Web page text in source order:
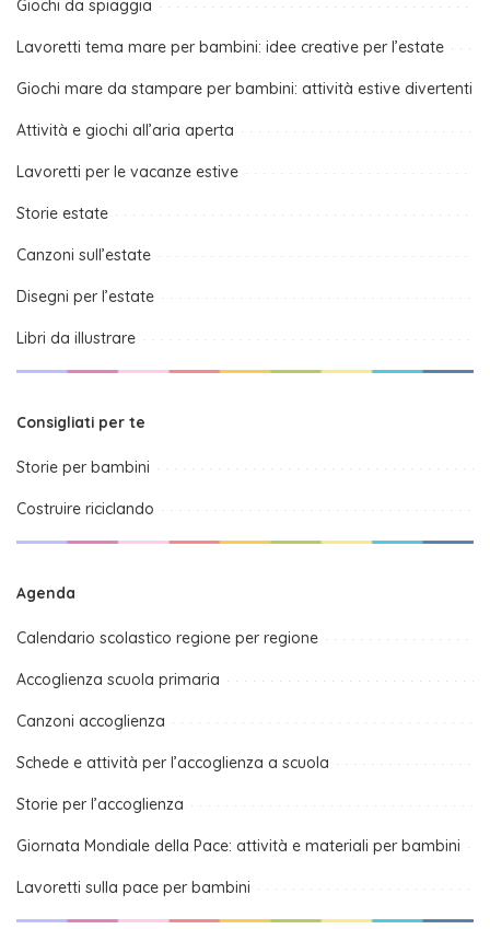
Giochi da spiaggia
Lavoretti tema mare per bambini: idee creative per l’estate
Giochi mare da stampare per bambini: attività estive divertenti
Attività e giochi all’aria aperta
Lavoretti per le vacanze estive
Storie estate
Canzoni sull’estate
Disegni per l’estate
Libri da illustrare
Consigliati per te
Storie per bambini
Costruire riciclando
Agenda
Calendario scolastico regione per regione
Accoglienza scuola primaria
Canzoni accoglienza
Schede e attività per l’accoglienza a scuola
Storie per l’accoglienza
Giornata Mondiale della Pace: attività e materiali per bambini
Lavoretti sulla pace per bambini